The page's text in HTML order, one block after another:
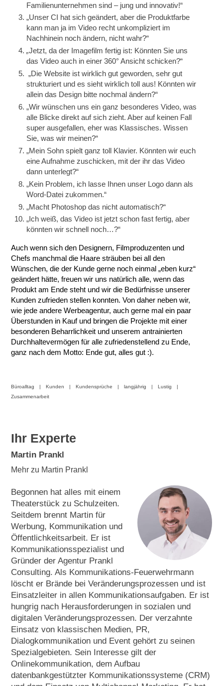
Familienunternehmen sind – jung und innovativ!“
„Unser CI hat sich geändert, aber die Produktfarbe
kann man ja im Video recht unkompliziert im
Nachhinein noch ändern, nicht wahr?“
„Jetzt, da der Imagefilm fertig ist: Könnten Sie uns
das Video auch in einer 360° Ansicht schicken?“
„Die Website ist wirklich gut geworden, sehr gut
strukturiert und es sieht wirklich toll aus! Könnten wir
allein das Design bitte nochmal ändern?“
„Wir wünschen uns ein ganz besonderes Video, was
alle Blicke direkt auf sich zieht. Aber auf keinen Fall
super ausgefallen, eher was Klassisches. Wissen
Sie, was wir meinen?“
„Mein Sohn spielt ganz toll Klavier. Könnten wir euch
eine Aufnahme zuschicken, mit der ihr das Video
dann unterlegt?“
„Kein Problem, ich lasse Ihnen unser Logo dann als
Word-Datei zukommen.“
„Macht Photoshop das nicht automatisch?“
„Ich weiß, das Video ist jetzt schon fast fertig, aber
könnten wir schnell noch…?“
Auch wenn sich den Designern, Filmproduzenten und
Chefs manchmal die Haare sträuben bei all den
Wünschen, die der Kunde gerne noch einmal „eben kurz“
geändert hätte, freuen wir uns natürlich alle, wenn das
Produkt am Ende steht und wir die Bedürfnisse unserer
Kunden zufrieden stellen konnten. Von daher neben wir,
wie jede andere Werbeagentur, auch gerne mal ein paar
Überstunden in Kauf und bringen die Projekte mit einer
besonderen Beharrlichkeit und unserem antrainierten
Durchhaltevermögen für alle zufriedenstellend zu Ende,
ganz nach dem Motto: Ende gut, alles gut :).
Büroalltag Kunden Kundensprüche langjährig
Lustig
Zusammenarbeit
Ihr Experte
Martin Prankl
Mehr zu Martin Prankl
Begonnen hat alles mit einem
Theaterstück zu Schulzeiten.
Seitdem brennt Martin für
Werbung, Kommunikation und
Öffentlichkeitsarbeit. Er ist
Kommunikationsspezialist und
Gründer der Agentur Prankl
Consulting. Als Kommunikations-Feuerwehrmann
löscht er Brände bei Veränderungsprozessen und ist
Einsatzleiter in allen Kommunikationsaufgaben. Er ist
hungrig nach Herausforderungen in sozialen und
digitalen Veränderungsprozessen. Der verzahnte
Einsatz von klassischen Medien, PR,
Dialogkommunikation und Event gehört zu seinen
Spezialgebieten. Sein Interesse gilt der
Onlinekommunikation, dem Aufbau
datenbankgestützter Kommunikationssysteme (CRM)